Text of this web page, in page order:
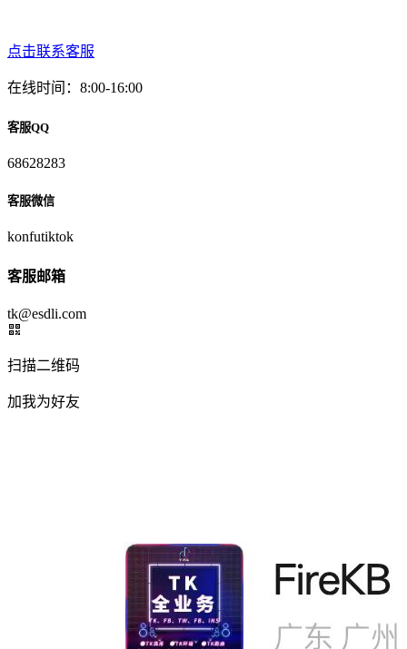
点击联系客服
在线时间：8:00-16:00
客服QQ
68628283
客服微信
konfutiktok
客服邮箱
tk@esdli.com
扫描二维码
加我为好友